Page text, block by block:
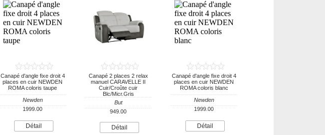
Canapé d'angle fixe droit 4
places en cuir NEWDEN
ROMA coloris taupe
Newden
1999.00
Détail
Canapé 2 places 2 relax
manuel CARAVELLE II
Cuir/Croûte cuir
Blc/Micr.Gris
But
949.00
Détail
Canapé d'angle fixe droit 4
places en cuir NEWDEN
ROMA coloris blanc
Newden
1999.00
Détail